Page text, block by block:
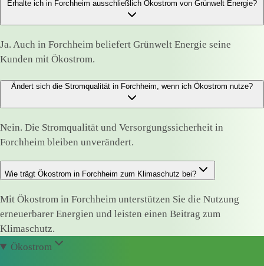
Erhalte ich in Forchheim ausschließlich Ökostrom von Grünwelt Energie?
Ja. Auch in Forchheim beliefert Grünwelt Energie seine
Kunden mit Ökostrom.
Ändert sich die Stromqualität in Forchheim, wenn ich Ökostrom nutze?
Nein. Die Stromqualität und Versorgungssicherheit in
Forchheim bleiben unverändert.
Wie trägt Ökostrom in Forchheim zum Klimaschutz bei?
Mit Ökostrom in Forchheim unterstützen Sie die Nutzung
erneuerbarer Energien und leisten einen Beitrag zum
Klimaschutz.
Ökostrom